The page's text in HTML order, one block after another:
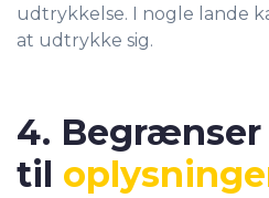
udtrykkelse. I nogle lande
at udtrykke sig.
4.
til